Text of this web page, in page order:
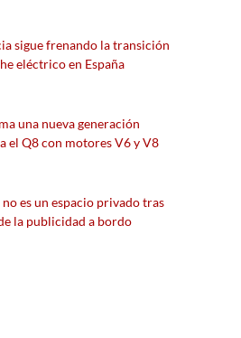
sigue frenando la transición
eléctrico en España
una nueva generación
el Q8 con motores V6 y V8
no es un espacio privado tras
la publicidad a bordo